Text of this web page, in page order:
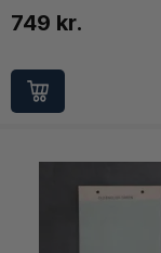
749 kr.